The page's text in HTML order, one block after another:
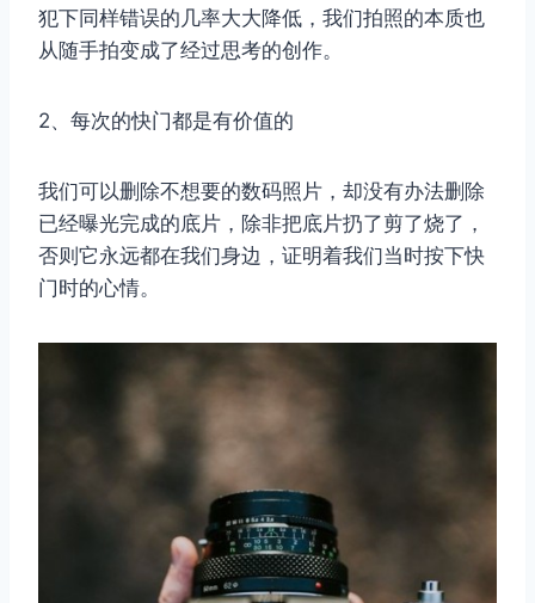
犯下同样错误的几率大大降低，我们拍照的本质也
从随手拍变成了经过思考的创作。
2、每次的快门都是有价值的
我们可以删除不想要的数码照片，却没有办法删除
已经曝光完成的底片，除非把底片扔了剪了烧了，
否则它永远都在我们身边，证明着我们当时按下快
门时的心情。